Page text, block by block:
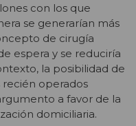
con los que
se generarían más
de cirugía
espera y se reduciría
la posibilidad de
operados
a favor de la
domiciliaria.